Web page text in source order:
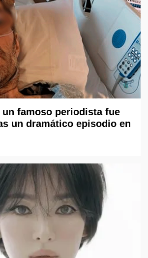
famoso periodista fue
un dramático episodio en